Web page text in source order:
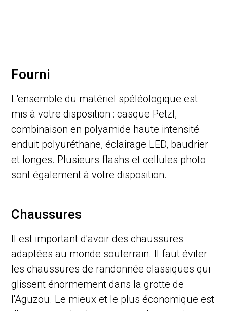
Fourni
L'ensemble du matériel spéléologique est
mis à votre disposition : casque Petzl,
combinaison en polyamide haute intensité
enduit polyuréthane, éclairage LED, baudrier
et longes. Plusieurs flashs et cellules photo
sont également à votre disposition.
Chaussures
Il est important d'avoir des chaussures
adaptées au monde souterrain. Il faut éviter
les chaussures de randonnée classiques qui
glissent énormement dans la grotte de
l'Aguzou. Le mieux et le plus économique est